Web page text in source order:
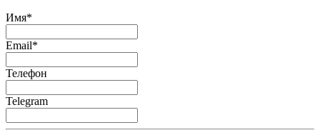
Имя*
Email*
Телефон
Telegram